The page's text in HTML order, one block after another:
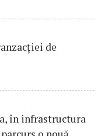
de
în infrastructura